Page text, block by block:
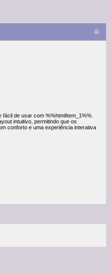
de usar com %%htmlItem_1%%.
intuitivo, permitindo que os
conforto e uma experiência interativa